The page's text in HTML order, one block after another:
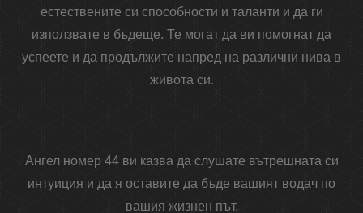
естествените си способности и таланти и да ги
използвате в бъдеще. Те могат да ви помогнат да
успеете и да продължите напред на различни нива в
живота си.
Ангел номер 44 ви казва да слушате вътрешната си
интуиция и да я оставите да бъде вашият водач по
вашия жизнен път.